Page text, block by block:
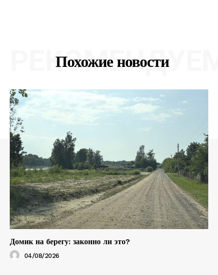
Похожие новости
Домик на берегу: законно ли это?
04/08/2026